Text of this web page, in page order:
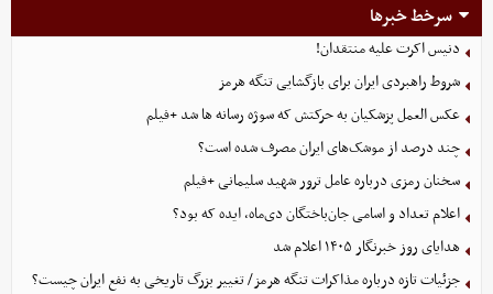
سرخط خبرها
دنیس اکرت علیه منتقدان!
شروط راهبردی ایران برای بازگشایی تنگه هرمز
عکس العمل پزشکیان به حرکتش که سوژه رسانه ها شد +فیلم
چند درصد از موشک‌های ایران مصرف شده است؟
سخنان رمزی درباره عامل ترور شهید سلیمانی +فیلم
اعلام تعداد و اسامی جان‌باختگان دی‌ماه، ایده که بود؟
هدایای روز خبرنگار ۱۴۰۵ اعلام شد
جزئیات تازه درباره مذاکرات تنگه هرمز/ تغییر بزرگ تاریخی به نفع ایران چیست؟